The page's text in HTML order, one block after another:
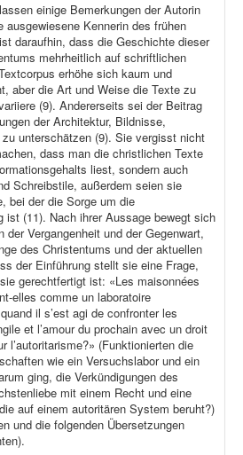
einige Bemerkungen der Autorin
Kennerin des frühen
daraufhin, dass die Geschichte dieser
mehrheitlich auf schriftlichen
erhöhe sich kaum und
aber die Art und Weise die Texte zu
(9). Andererseits sei der Beitrag
der Architektur, Bildnisse,
unterschätzen (9). Sie vergisst nicht
dass man die christlichen Texte
liest, sondern auch
Schreibstile, außerdem seien sie
bei der die Sorge um die
ist (11). Nach ihrer Aussage bewegt sich
der Vergangenheit und der Gegenwart,
des Christentums und der aktuellen
der Einführung stellt sie eine Frage,
gerechtfertigt ist: «Les maisonnées
elles comme un laboratoire
il s’est agi de confronter les
et l’amour du prochain avec un droit
l’autoritarisme?» (Funktionierten die
wie ein Versuchslabor und ein
ging, die Verkündigungen des
mit einem Recht und eine
auf einem autoritären System beruht?)
und die folgenden Übersetzungen